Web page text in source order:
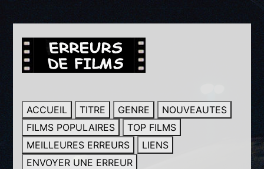
ACCUEIL TITRE GENRE
NOUVEAUTES
FILMS POPULAIRES
TOP FILMS
MEILLEURES ERREURS
LIENS
ENVOYER UNE ERREUR